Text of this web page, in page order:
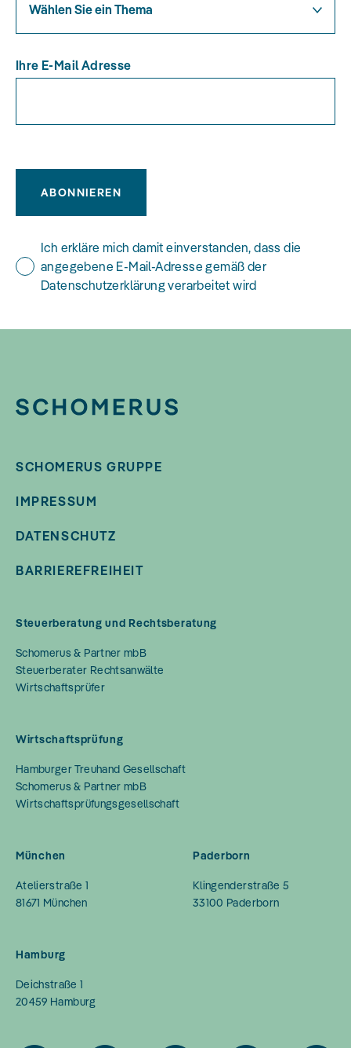
Wählen Sie ein Thema
Ihre E-Mail Adresse
ABONNIEREN
Ich erkläre mich damit einverstanden, dass die
angegebene E-Mail-Adresse gemäß der
Datenschutzerklärung verarbeitet wird
SCHOMERUS GRUPPE
IMPRESSUM
DATENSCHUTZ
BARRIEREFREIHEIT
Steuerberatung und Rechtsberatung
Schomerus & Partner mbB
Steuerberater Rechtsanwälte
Wirtschaftsprüfer
Wirtschaftsprüfung
Hamburger Treuhand Gesellschaft
Schomerus & Partner mbB
Wirtschaftsprüfungsgesellschaft
München
Atelierstraße 1
81671 München
Paderborn
Klingenderstraße 5
33100 Paderborn
Hamburg
Deichstraße 1
20459 Hamburg